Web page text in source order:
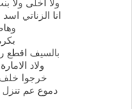
ولا اخلى ولا
انا الزناتي
بالسيف اقطع
ولاد
خرجوا خلف
دموع عم تنزل